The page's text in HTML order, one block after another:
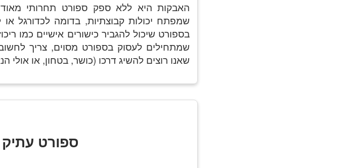
האבקות היא ללא ספק ספורט תחרותי
שמפתח יכולות קבוצתיות, בדומה לכדורגל
בספורט שיכול להגביר כישורים אישיים כמו
שמתחילים לעסוק בספורט מסוים, צריך
שאנו רוצים להשיג דרכו (כושר, בטחון, או אולי
ספורט עתיק